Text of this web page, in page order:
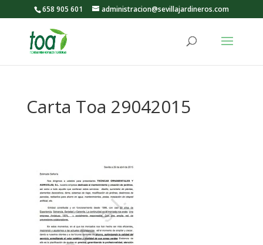
658 905 601 administracion@sevillajardineros.com
Carta Toa 29042015